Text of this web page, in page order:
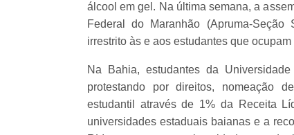
álcool em gel. Na última semana, a
Federal do Maranhão (Apruma-
irrestrito às e aos estudantes que
Na Bahia, estudantes da
protestando por direitos, nomeação
estudantil através de 1% da Receita
universidades estaduais baianas e a